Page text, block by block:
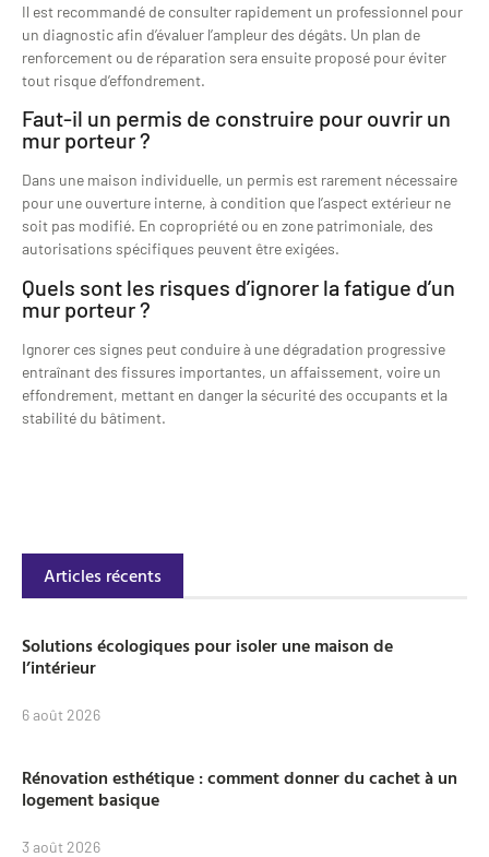
Il est recommandé de consulter rapidement un professionnel pour
un diagnostic afin d’évaluer l’ampleur des dégâts. Un plan de
renforcement ou de réparation sera ensuite proposé pour éviter
tout risque d’effondrement.
Faut-il un permis de construire pour ouvrir un
mur porteur ?
Dans une maison individuelle, un permis est rarement nécessaire
pour une ouverture interne, à condition que l’aspect extérieur ne
soit pas modifié. En copropriété ou en zone patrimoniale, des
autorisations spécifiques peuvent être exigées.
Quels sont les risques d’ignorer la fatigue d’un
mur porteur ?
Ignorer ces signes peut conduire à une dégradation progressive
entraînant des fissures importantes, un affaissement, voire un
effondrement, mettant en danger la sécurité des occupants et la
stabilité du bâtiment.
Articles récents
Solutions écologiques pour isoler une maison de
l’intérieur
6 août 2026
Rénovation esthétique : comment donner du cachet à un
logement basique
3 août 2026